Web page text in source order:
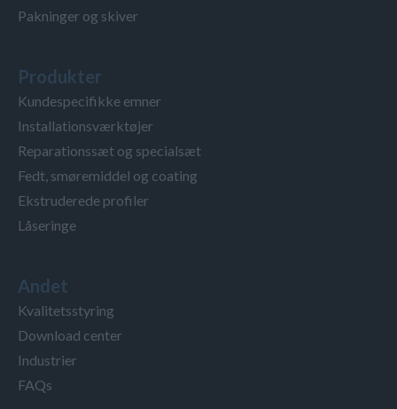
Pakninger og skiver
Produkter
Kundespecifikke emner
Installationsværktøjer
Reparationssæt og specialsæt
Fedt, smøremiddel og coating
Ekstruderede profiler
Låseringe
Andet
Kvalitetsstyring
Download center
Industrier
FAQs